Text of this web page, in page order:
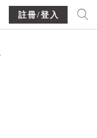
註冊/登入